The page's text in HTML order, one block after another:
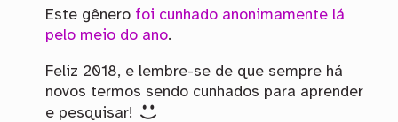
Este gênero foi cunhado anonimamente lá
pelo meio do ano.
Feliz 2018, e lembre-se de que sempre há
novos termos sendo cunhados para aprender
e pesquisar!